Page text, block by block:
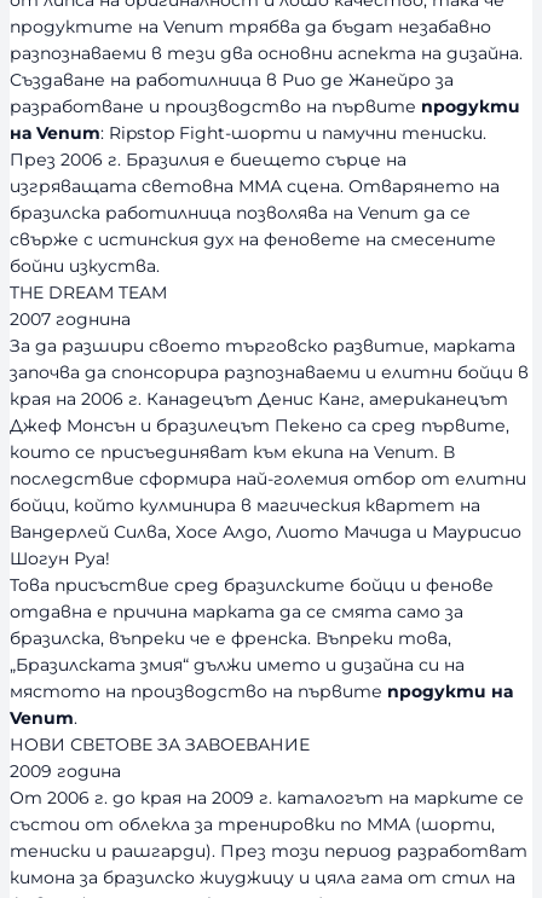
продуктите на Venum трябва да бъдат незабавно
разпознаваеми в тези два основни аспекта на дизайна.
Създаване на работилница в Рио де Жанейро за
разработване и производство на първите продукти
на Venum: Ripstop Fight-шорти и памучни тениски.
През 2006 г. Бразилия е биещето сърце на
изгряващата световна ММА сцена. Отварянето на
бразилска работилница позволява на Venum да се
свърже с истинския дух на феновете на смесените
бойни изкуства.
THE DREAM TEAM
2007 годнина
За да разшири своето търговско развитие, марката
започва да спонсорира разпознаваеми и елитни бойци в
края на 2006 г. Канадецът Денис Канг, американецът
Джеф Монсън и бразилецът Пекено са сред първите,
които се присъединяват към екипа на Venum. В
последствие сформира най-големия отбор от елитни
бойци, който кулминира в магическия квартет на
Вандерлей Силва, Хосе Алдо, Лиото Мачида и Маурисио
Шогун Руа!
Това присъствие сред бразилските бойци и фенове
отдавна е причина марката да се смята само за
бразилска, въпреки че е френска. Въпреки това,
„Бразилската змия“ дължи името и дизайна си на
мястото на производство на първите продукти на
Venum.
НОВИ СВЕТОВЕ ЗА ЗАВОЕВАНИЕ
2009 година
От 2006 г. до края на 2009 г. каталогът на марките се
състои от облекла за тренировки по ММА (шорти,
тениски и рашгарди). През този период разработват
кимона за бразилско жиуджицу и цяла гама от стил на